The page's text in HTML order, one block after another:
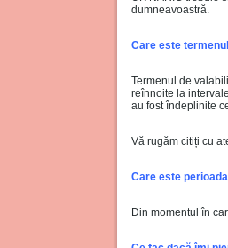
dumneavoastră.
Care este
Termenul de
reînnoite la
au fost îndeplinite
Vă rugăm citiți cu
Care este
Din momentul în